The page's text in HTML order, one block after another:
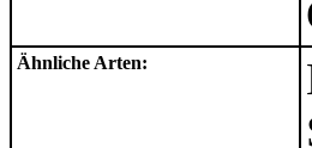
Ähnliche Arten: